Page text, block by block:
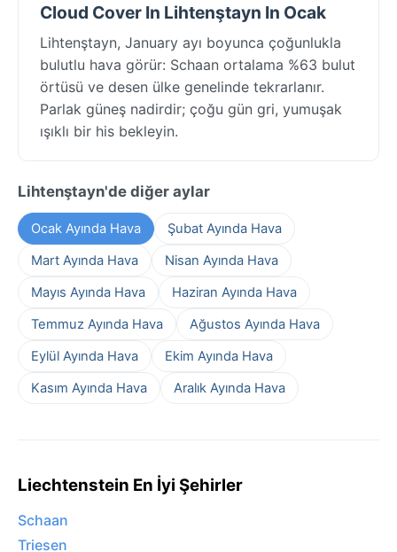
Cloud Cover In Lihtenştayn In Ocak
Lihtenştayn, January ayı boyunca çoğunlukla
bulutlu hava görür: Schaan ortalama %63 bulut
örtüsü ve desen ülke genelinde tekrarlanır.
Parlak güneş nadirdir; çoğu gün gri, yumuşak
ışıklı bir his bekleyin.
Lihtenştayn'de diğer aylar
Ocak Ayında Hava
Şubat Ayında Hava
Mart Ayında Hava
Nisan Ayında Hava
Mayıs Ayında Hava
Haziran Ayında Hava
Temmuz Ayında Hava
Ağustos Ayında Hava
Eylül Ayında Hava
Ekim Ayında Hava
Kasım Ayında Hava
Aralık Ayında Hava
Liechtenstein En İyi Şehirler
Schaan
Triesen